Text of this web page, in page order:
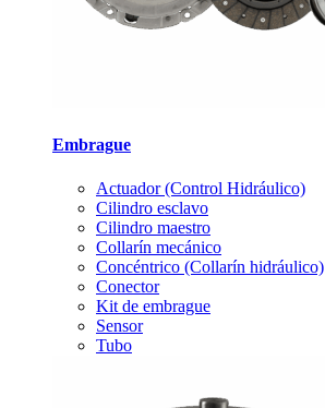
Embrague
Actuador (Control Hidráulico)
Cilindro esclavo
Cilindro maestro
Collarín mecánico
Concéntrico (Collarín hidráulico)
Conector
Kit de embrague
Sensor
Tubo